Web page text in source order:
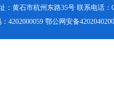
：黄石市杭州东路35号 联系电话：
4202000059 鄂公网安备